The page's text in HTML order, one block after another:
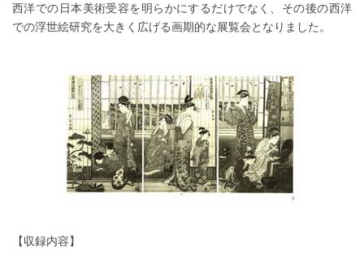
西洋での日本美術受容を明らかにするだけでなく、その後の西洋
での浮世絵研究を大きく広げる画期的な展覧会となりました。
【収録内容】